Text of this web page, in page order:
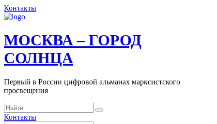
Контакты
МОСКВА – ГОРОД
СОЛНЦА
Первый в России цифровой альманах марксистского
просвещения
Контакты